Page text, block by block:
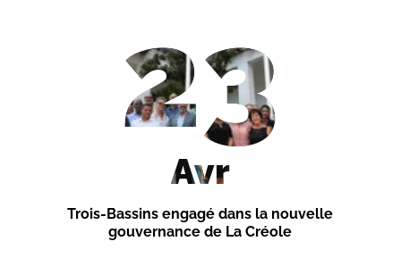
Trois-Bassins engagé dans la nouvelle
gouvernance de La Créole
23
Avr